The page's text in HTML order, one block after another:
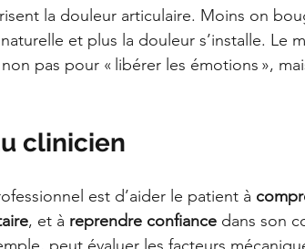
la douleur articulaire. Moins on
et plus la douleur s’installe. Le
pas pour « libérer les émotions »,
clinicien
est d’aider le patient à
, et à reprendre confiance dans son